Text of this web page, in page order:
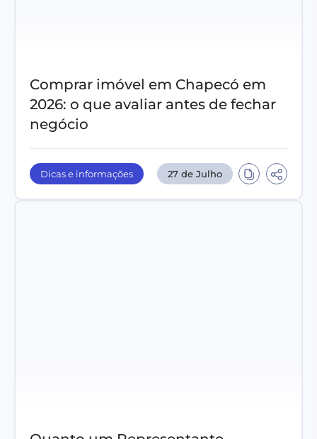
Comprar imóvel em Chapecó em
2026: o que avaliar antes de fechar
negócio
Dicas e informações 27 de Julho